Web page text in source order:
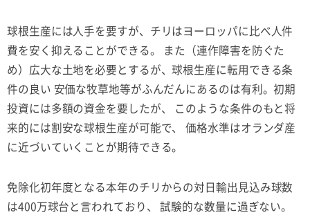
球根生産には人手を要すが、チリはヨーロッパに比べ人件
費を安く抑えることができる。 また（連作障害を防ぐた
め）広大な土地を必要とするが、球根生産に転用できる条
件の良い 安価な牧草地等がふんだんにあるのは有利。初期
投資には多額の資金を要したが、 このような条件のもと将
来的には割安な球根生産が可能で、 価格水準はオランダ産
に近づいていくことが期待できる。
免除化初年度となる本年のチリからの対日輸出見込み球数
は400万球台と言われており、 試験的な数量に過ぎない。